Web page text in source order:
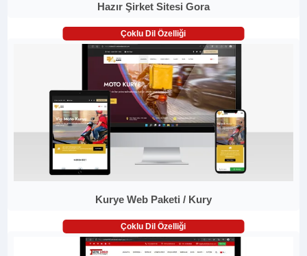
Hazır Şirket Sitesi Gora
Çoklu Dil Özelliği
Kurye Web Paketi / Kury
Çoklu Dil Özelliği